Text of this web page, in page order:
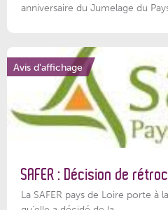
anniversaire du Jumelage du
Avis d'affichage
SAFER : Décision de
La SAFER pays de Loire porte à